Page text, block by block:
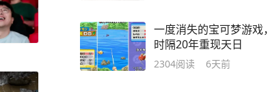
一度消失的宝可梦游戏，
时隔20年重现天日
2304阅读 6天前